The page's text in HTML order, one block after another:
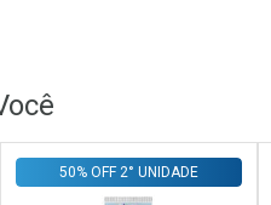
Ativar Desconto
Comprar sem Desconto
Por R$ 690,00/cada
Comprar sem Desconto
Por R$ 690,00/cada
50% OFF 2° UNIDADE